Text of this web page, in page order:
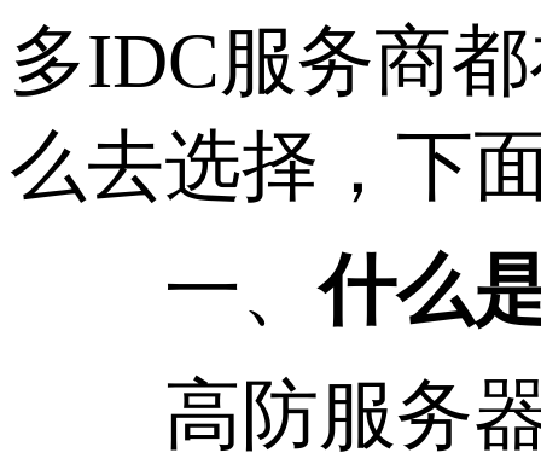
多IDC服务商
么去选择，下
一、什么
高防服务器